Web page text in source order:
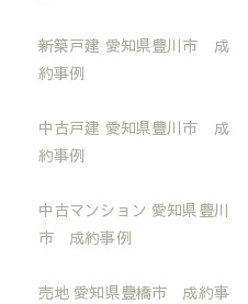
新築戸建 愛知県豊川市 成
約事例
中古戸建 愛知県豊川市 成
約事例
中古マンション 愛知県豊川
市 成約事例
売地 愛知県豊橋市 成約事